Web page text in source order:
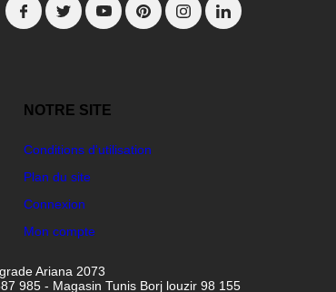
NOTRE SITE
Conditions d'utilisation
Plan du site
Connexion
Mon compte
Ariana 2073
985 - Magasin Tunis Borj louzir 98 155